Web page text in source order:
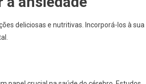
deliciosas e nutritivas. Incorporá-los à sua